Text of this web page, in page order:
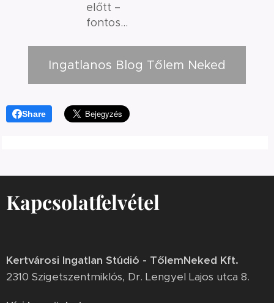
előtt –
fontos
hibák
Ingatlanos Blog Tőlem Neked
Share
Kapcsolatfelvétel
Kertvárosi Ingatlan Stúdió - TőlemNeked Kft.
2310 Szigetszentmiklós, Dr. Lengyel Lajos utca 8.